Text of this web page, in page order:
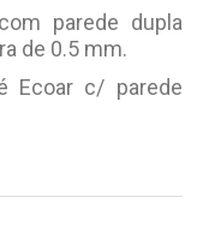
parede dupla
de 0.5 mm.
Ecoar c/ parede